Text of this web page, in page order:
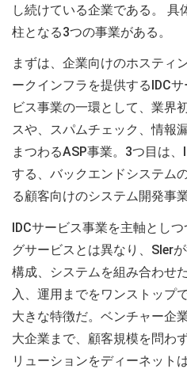
し続けている企業である。 具
柱となる3つの事業がある。
まずは、企業向けのホスティ
ークインフラを提供するIDC
ビス事業の一環として、業界
スや、スパムチェック、情報
まつわるASP事業。3つ目は
する、バックエンドシステム
る顧客向けのシステム開発事業
IDCサービス事業を主軸とし
グサービスとは異なり、SIer
構成、システムを組み合わせ
入、運用までをワンストップ
大きな特徴だ。ベンチャー企
大企業まで、顧客規模を問わ
リューションをディーネット